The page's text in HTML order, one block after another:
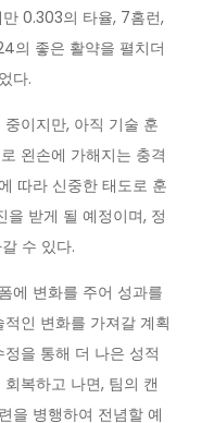
0.303의 타율, 7홈런,
의 좋은 활약을 펼치더
다.
이지만, 아직 기술 훈
왼손에 가해지는 충격
따라 신중한 태도로 훈
받게 될 예정이며, 정
수 있다.
에 변화를 주어 성과를
인 변화를 가져갈 계획
을 통해 더 나은 성적
복하고 나면, 팀의 캔
을 병행하여 전념할 예